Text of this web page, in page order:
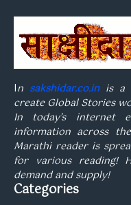
In sakshidar.co.inis a
create Global Stories
In today’s internet
information across
Marathi reader is
for various reading!
demand and supply!
Categories